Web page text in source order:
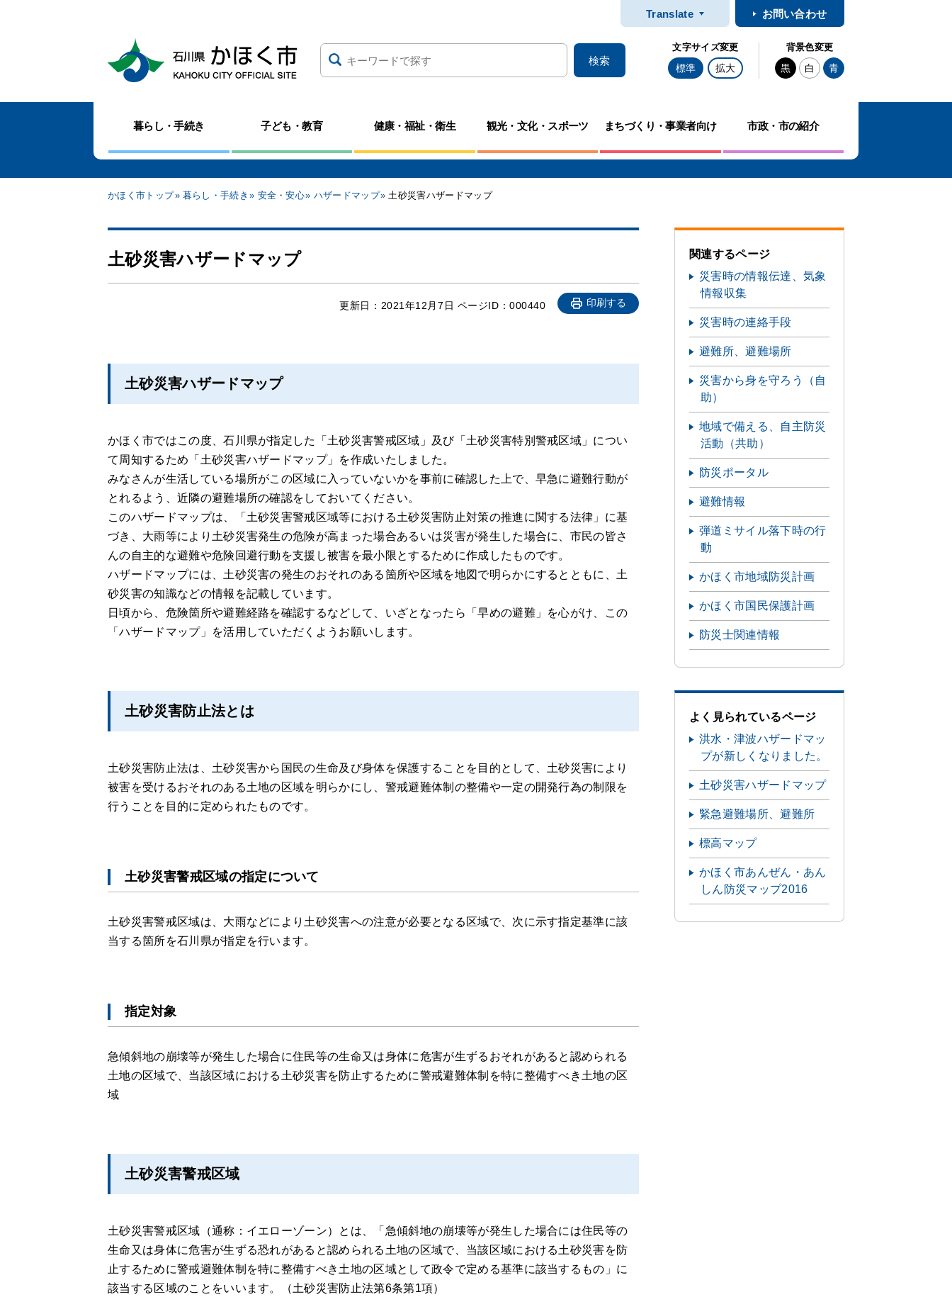
Translate
お問い合わせ
検索
文字サイズ変更
標準 拡大
背景色変更
黒 白 青
暮らし・手続き 子ども・教育 健康・福祉・衛生 観光・文化・スポーツ まちづくり・事業者向け 市政・市の紹介
かほく市トップ 暮らし・手続き 安全・安心 ハザードマップ 土砂災害ハザードマップ
土砂災害ハザードマップ
更新日： 2021年12月7日 ページID：000440 印刷する
土砂災害ハザードマップ
かほく市ではこの度、石川県が指定した「土砂災害警戒区域」及び「土砂災害特別警戒区域」につい
て周知するため「土砂災害ハザードマップ」を作成いたしました。
みなさんが生活している場所がこの区域に入っていないかを事前に確認した上で、早急に避難行動が
とれるよう、近隣の避難場所の確認をしておいてください。
このハザードマップは、「土砂災害警戒区域等における土砂災害防止対策の推進に関する法律」に基
づき、大雨等により土砂災害発生の危険が高まった場合あるいは災害が発生した場合に、市民の皆さ
んの自主的な避難や危険回避行動を支援し被害を最小限とするために作成したものです。
ハザードマップには、土砂災害の発生のおそれのある箇所や区域を地図で明らかにするとともに、土
砂災害の知識などの情報を記載しています。
日頃から、危険箇所や避難経路を確認するなどして、いざとなったら「早めの避難」を心がけ、この
「ハザードマップ」を活用していただくようお願いします。
土砂災害防止法とは
土砂災害防止法は、土砂災害から国民の生命及び身体を保護することを目的として、土砂災害により
被害を受けるおそれのある土地の区域を明らかにし、警戒避難体制の整備や一定の開発行為の制限を
行うことを目的に定められたものです。
土砂災害警戒区域の指定について
土砂災害警戒区域は、大雨などにより土砂災害への注意が必要となる区域で、次に示す指定基準に該
当する箇所を石川県が指定を行います。
指定対象
急傾斜地の崩壊等が発生した場合に住民等の生命又は身体に危害が生ずるおそれがあると認められる
土地の区域で、当該区域における土砂災害を防止するために警戒避難体制を特に整備すべき土地の区
域
土砂災害警戒区域
土砂災害警戒区域（通称：イエローゾーン）とは、「急傾斜地の崩壊等が発生した場合には住民等の
生命又は身体に危害が生ずる恐れがあると認められる土地の区域で、当該区域における土砂災害を防
止するために警戒避難体制を特に整備すべき土地の区域として政令で定める基準に該当するもの」に
該当する区域のことをいいます。（土砂災害防止法第6条第1項）
関連するページ
災害時の情報伝達、気象
情報収集
災害時の連絡手段
避難所、避難場所
災害から身を守ろう（自
助）
地域で備える、自主防災
活動（共助）
防災ポータル
避難情報
弾道ミサイル落下時の行
動
かほく市地域防災計画
かほく市国民保護計画
防災士関連情報
よく見られているページ
洪水・津波ハザードマッ
プが新しくなりました。
土砂災害ハザードマップ
緊急避難場所、避難所
標高マップ
かほく市あんぜん・あん
しん防災マップ2016